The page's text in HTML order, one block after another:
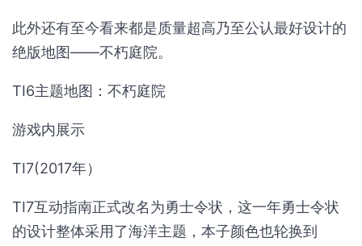
此外还有至今看来都是质量超高乃至公认最好设计的
绝版地图——不朽庭院。
TI6主题地图：不朽庭院
游戏内展示
TI7(2017年）
TI7互动指南正式改名为勇士令状，这一年勇士令状
的设计整体采用了海洋主题，本子颜色也轮换到